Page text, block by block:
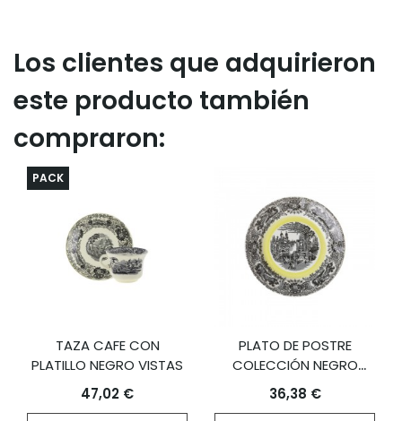
Los clientes que adquirieron
este producto también
compraron:
PACK
TAZA CAFE CON
PLATILLO NEGRO VISTAS
47,02 €
PLATO DE POSTRE
COLECCIÓN NEGRO
VISTAS YELLOW BY
AARON STEWART
36,38 €